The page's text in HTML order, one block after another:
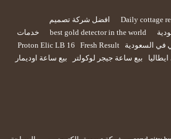
Daily cottage
افضل شركة تصميم
best gold detector in the world
خدمات
في السعودية Proton Elic LB 16
Fresh Result
بيع ساعة جيجر لوكولتر
بيع ساعة اوديمار